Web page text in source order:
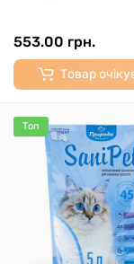
553.00 грн.
Товар
Топ